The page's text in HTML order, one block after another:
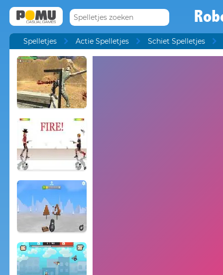
Spelletjes Actie Spelletjes Schiet Spelletjes